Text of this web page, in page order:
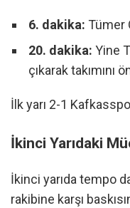
6. dakika: Tümer
20. dakika: Yine
çıkarak takımını
İlk yarı 2-1
İkinci Yarıdaki
İkinci yarıda tempo
rakibine karşı